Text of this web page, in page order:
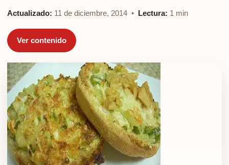
Actualizado: 11 de diciembre, 2014 • Lectura: 1 min
Ver contenido